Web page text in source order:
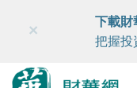
財華智庫網
×
下載財
把握投